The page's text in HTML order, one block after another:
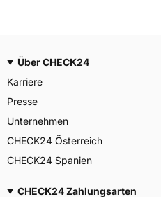
Über CHECK24
Karriere
Presse
Unternehmen
CHECK24 Österreich
CHECK24 Spanien
CHECK24 Zahlungsarten